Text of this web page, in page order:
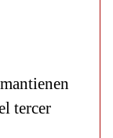
tercer